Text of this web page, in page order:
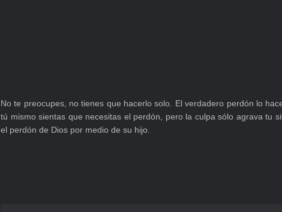
No te preocupes, no tienes que hacerlo solo. El verdadero perdón lo
tú mismo sientas que necesitas el perdón, pero la culpa sólo agrava tu
el perdón de Dios por medio de su hijo.